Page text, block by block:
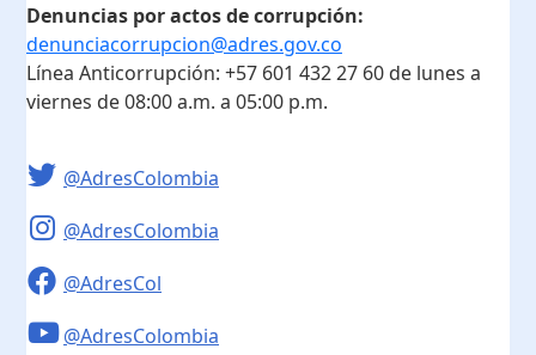
Denuncias por actos de corrupción:
denunciacorrupcion@adres.gov.co
Línea Anticorrupción: +57 601 432 27 60 de lunes a
viernes de 08:00 a.m. a 05:00 p.m.
@AdresColombia
@AdresColombia
@AdresCol
@AdresColombia